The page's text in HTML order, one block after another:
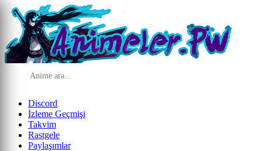
Discord
İzleme Geçmişi
Takvim
Rastgele
Paylaşımlar